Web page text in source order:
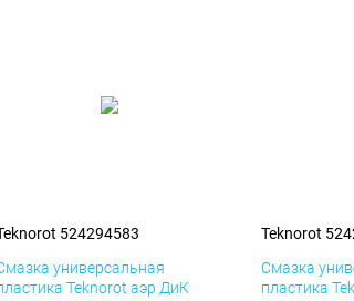
524294583
универсальная
Teknorot аэр ДиК
Teknorot
Смазка
пластика